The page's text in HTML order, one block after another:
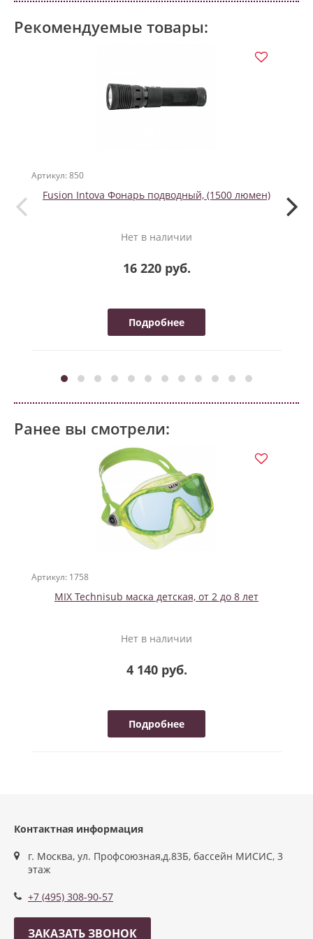
Рекомендуемые товары:
Артикул: 850
Fusion Intova Фонарь подводный, (1500 люмен)
Нет в наличии
16 220 руб.
Подробнее
Ранее вы смотрели:
Артикул: 1758
MIX Technisub маска детская, от 2 до 8 лет
Нет в наличии
4 140 руб.
Подробнее
Контактная информация
г. Москва, ул. Профсоюзная,д.83Б, бассейн МИСИС, 3
этаж
+7 (495) 308-90-57
ЗАКАЗАТЬ ЗВОНОК